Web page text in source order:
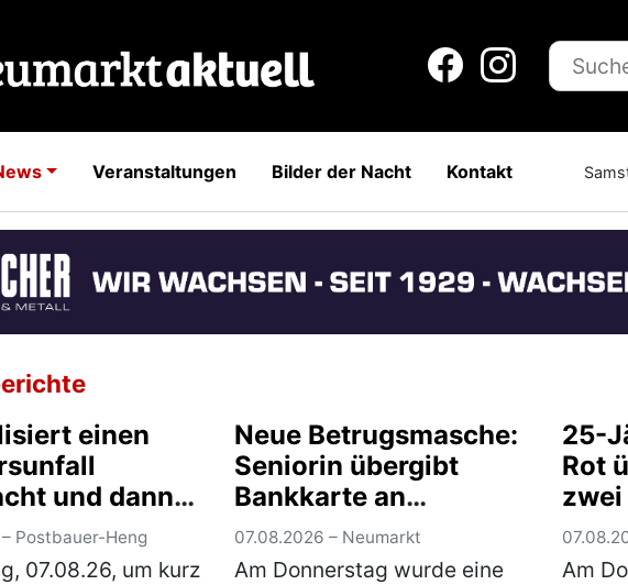
Veranstaltungen Bilder der Nacht Kontakt
einen
und dann
geflüchtet
Postbauer-Heng
07.08.26, um kurz
Neue Betrugsmasche:
Seniorin übergibt
Bankkarte an
Unbekannten
07.08.2026 – Neumarkt
Am Donnerstag wurde eine
25-
Rot
Am